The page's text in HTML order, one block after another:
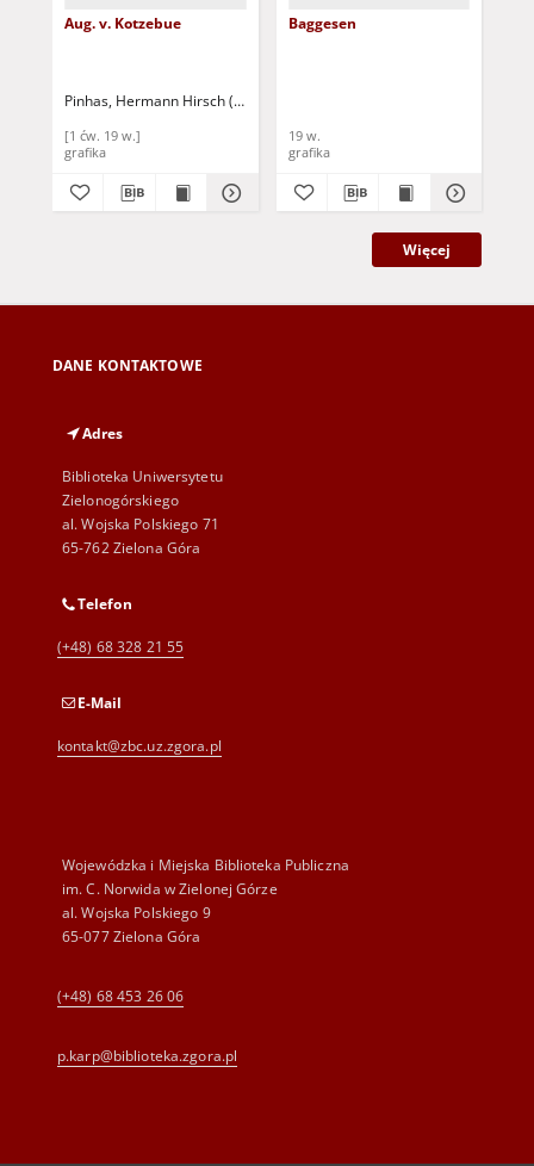
Aug. v. Kotzebue
Pinhas, Hermann Hirsch (1795-1844)
[1 ćw. 19 w.]
grafika
Baggesen
19 w.
grafika
Więcej
DANE KONTAKTOWE
Adres
Biblioteka Uniwersytetu
Zielonogórskiego
al. Wojska Polskiego 71
65-762 Zielona Góra
Telefon
(+48) 68 328 21 55
E-Mail
kontakt@zbc.uz.zgora.pl
Wojewódzka i Miejska Biblioteka Publiczna
im. C. Norwida w Zielonej Górze
al. Wojska Polskiego 9
65-077 Zielona Góra
(+48) 68 453 26 06
p.karp@biblioteka.zgora.pl